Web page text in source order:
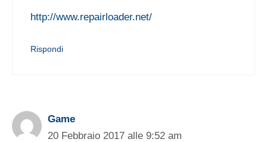
http://www.repairloader.net/
Rispondi
Game
20 Febbraio 2017 alle 9:52 am